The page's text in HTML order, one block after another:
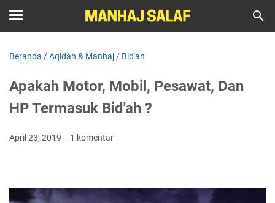
Beranda /Aqidah & Manhaj / Bid'ah
Apakah Motor, Mobil, Pesawat, Dan
HP Termasuk Bid'ah ?
April 23, 2019 1 komentar